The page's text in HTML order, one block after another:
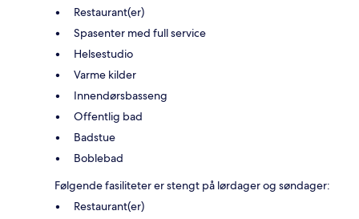
Restaurant(er)
Spasenter med full service
Helsestudio
Varme kilder
Innendørsbasseng
Offentlig bad
Badstue
Boblebad
Følgende fasiliteter er stengt på lørdager og søndager:
Restaurant(er)